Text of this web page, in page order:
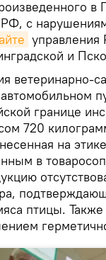
в
с
управления
и
ветеринарно-
границе
720
на
в
птицы.